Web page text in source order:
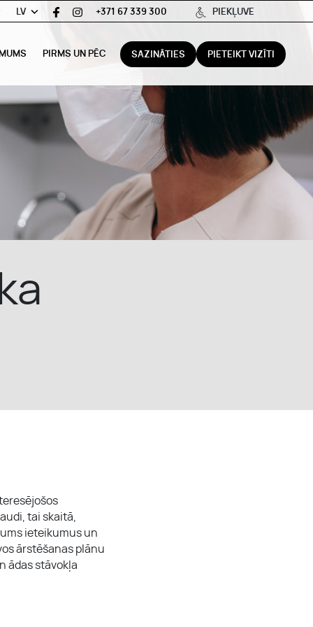
LV +371 67 339 300 PIEKĻUVE
PIRMS UN PĒC SAZINĀTIES PIETEIKT VIZĪTI
tai skaitā,
ieteikumus un
ārstēšanas plānu
ādas stāvokļa